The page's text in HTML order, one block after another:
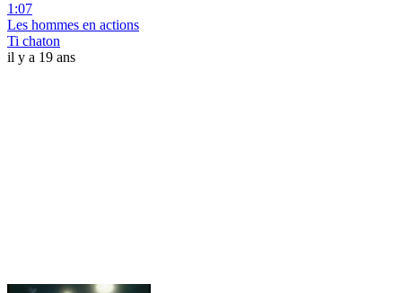
1:07
Les hommes en actions
Ti chaton
il y a 19 ans